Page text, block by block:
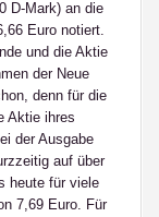
D-Mark) an die
Euro notiert.
und die Aktie
der Neue
denn für die
Aktie ihres
der Ausgabe
auf über
heute für viele
7,69 Euro. Für